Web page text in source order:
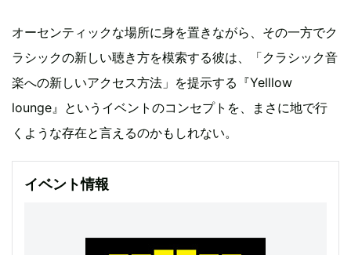
オーセンティックな場所に身を置きながら、その一方でク
ラシックの新しい聴き方を模索する彼は、「クラシック音
楽への新しいアクセス方法」を提示する『Yelllow
lounge』というイベントのコンセプトを、まさに地で行
くような存在と言えるのかもしれない。
イベント情報